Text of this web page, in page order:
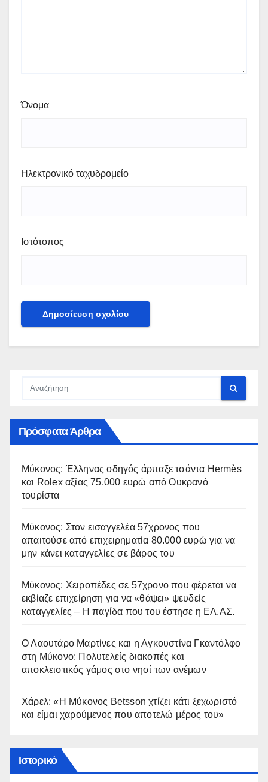
Όνομα
Ηλεκτρονικό ταχυδρομείο
Ιστότοπος
Πρόσφατα Άρθρα
Μύκονος: Έλληνας οδηγός άρπαξε τσάντα Hermès
και Rolex αξίας 75.000 ευρώ από Ουκρανό
τουρίστα
Μύκονος: Στον εισαγγελέα 57χρονος που
απαιτούσε από επιχειρηματία 80.000 ευρώ για να
μην κάνει καταγγελίες σε βάρος του
Μύκονος: Χειροπέδες σε 57χρονο που φέρεται να
εκβίαζε επιχείρηση για να «θάψει» ψευδείς
καταγγελίες – Η παγίδα που του έστησε η ΕΛ.ΑΣ.
Ο Λαουτάρο Μαρτίνες και η Αγκουστίνα Γκαντόλφο
στη Μύκονο: Πολυτελείς διακοπές και
αποκλειστικός γάμος στο νησί των ανέμων
Χάρελ: «Η Μύκονος Betsson χτίζει κάτι ξεχωριστό
και είμαι χαρούμενος που αποτελώ μέρος του»
Ιστορικό